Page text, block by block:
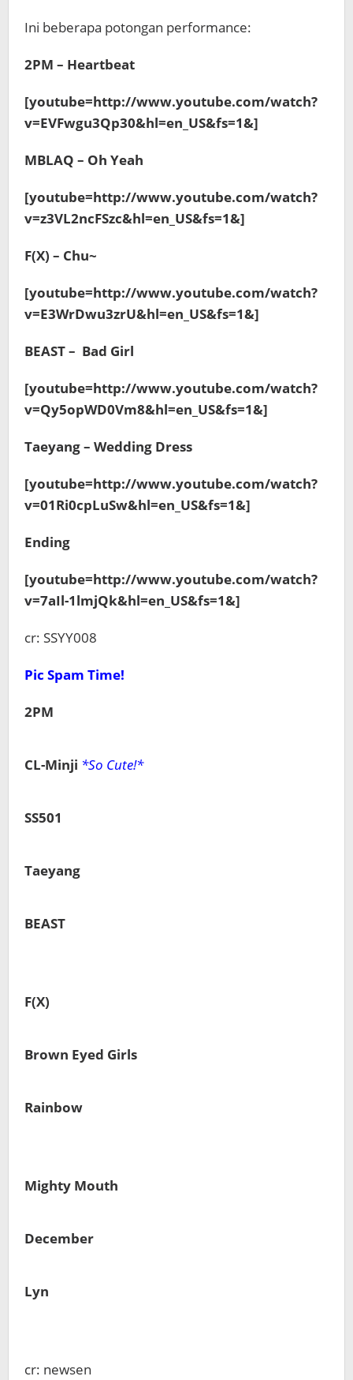
Ini beberapa potongan performance:
2PM – Heartbeat
[youtube=http://www.youtube.com/watch?
v=EVFwgu3Qp30&hl=en_US&fs=1&]
MBLAQ – Oh Yeah
[youtube=http://www.youtube.com/watch?
v=z3VL2ncFSzc&hl=en_US&fs=1&]
F(X) – Chu~
[youtube=http://www.youtube.com/watch?
v=E3WrDwu3zrU&hl=en_US&fs=1&]
BEAST – Bad Girl
[youtube=http://www.youtube.com/watch?
v=Qy5opWD0Vm8&hl=en_US&fs=1&]
Taeyang – Wedding Dress
[youtube=http://www.youtube.com/watch?
v=01Ri0cpLuSw&hl=en_US&fs=1&]
Ending
[youtube=http://www.youtube.com/watch?
v=7aIl-1lmjQk&hl=en_US&fs=1&]
cr: SSYY008
Pic Spam Time!
2PM
CL-Minji *So Cute!*
SS501
Taeyang
BEAST
F(X)
Brown Eyed Girls
Rainbow
Mighty Mouth
December
Lyn
cr: newsen